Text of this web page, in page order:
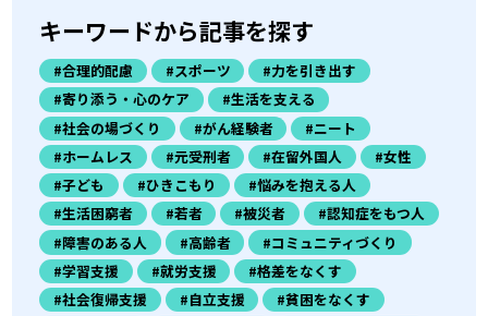
キーワードから記事を探す
#合理的配慮 #スポーツ
#力を引き出す
#寄り添う・心のケア
#生活を支える
#社会の場づくり
#がん経験者
#ニート
#ホームレス
#元受刑者 #在留外国人
#女性
#子ども
#ひきこもり
#悩みを抱える人
#生活困窮者
#若者 #被災者
#認知症をもつ人
#障害のある人
#高齢者
#コミュニティづくり
#学習支援
#就労支援
#格差をなくす
#社会復帰支援
#自立支援
#貧困をなくす